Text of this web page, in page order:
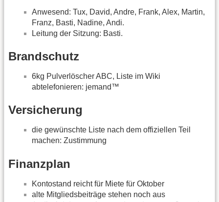
Anwesend: Tux, David, Andre, Frank, Alex, Martin,
Franz, Basti, Nadine, Andi.
Leitung der Sitzung: Basti.
Brandschutz
6kg Pulverlöscher ABC, Liste im Wiki
abtelefonieren: jemand™
Versicherung
die gewünschte Liste nach dem offiziellen Teil
machen: Zustimmung
Finanzplan
Kontostand reicht für Miete für Oktober
alte Mitgliedsbeiträge stehen noch aus